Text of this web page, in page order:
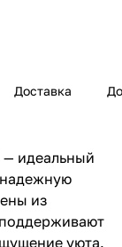
Доставка
— идеальный
из
уюта.